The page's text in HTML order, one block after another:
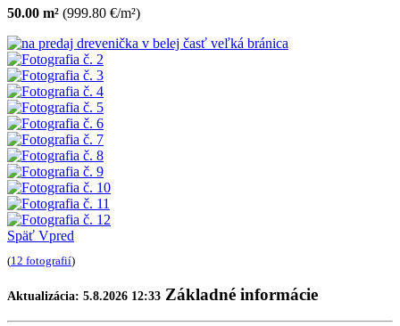
50.00 m² (999.80 €/m²)
Späť Vpred
(12 fotografií)
Aktualizácia: 5.8.2026 12:33 Základné informácie